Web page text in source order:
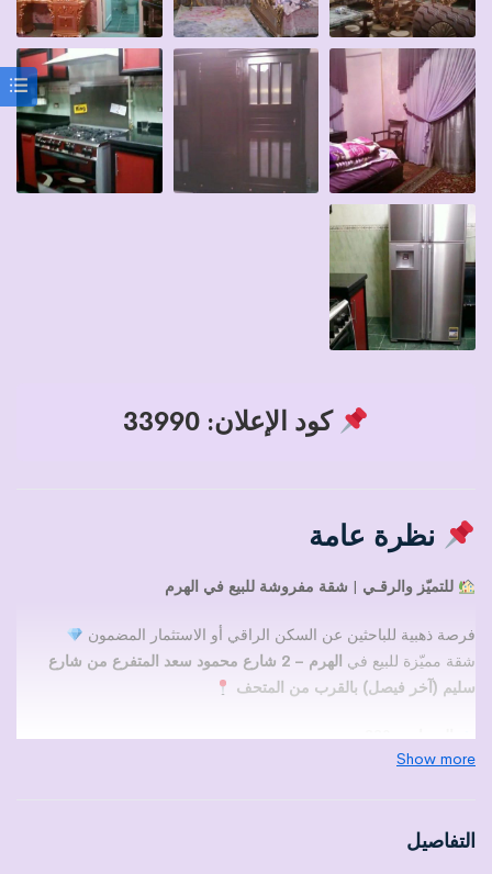
كود الإعلان: 33990
نظرة عامة
للتميّز والرقـي | شقة مفروشة للبيع في الهرم
فرصة ذهبية للباحثين عن السكن الراقي أو الاستثمار المضمون
شقة مميّزة للبيع في
الهرم – 2 شارع محمود سعد المتفرع من شارع
سليم (آخر فيصل) بالقرب من المتحف
المساحة:220 متر
الدور:الخامسShow more
التفاصيل